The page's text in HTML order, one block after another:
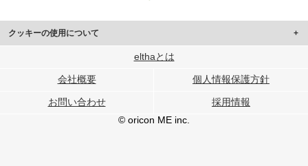
クッキーの使用について
このサイトでは Cookie を使用して、ユーザーに合わせたコンテンツや広告の
行っています。
メディアや広告配信、データ解析の各パートナーに提供しています。
各パートナーは、この情報とユーザーが各パートナーに提供した他の情報や、
ユーザーが各パートナーのサービスを使用したときに収集した他の情報を組み
elthaとは
会社概要 個人情報保護方針
お問い合わせ
採用情報
© oricon ME inc.